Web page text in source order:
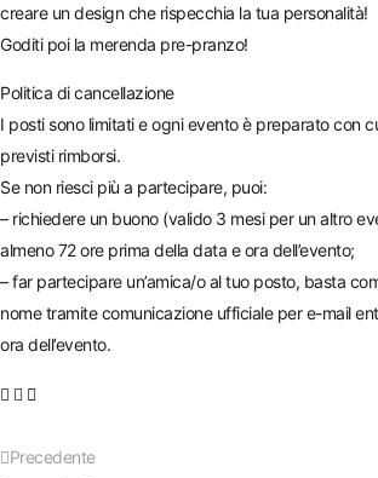
creare un design che rispecchia la tua personalità!
Goditi poi la merenda pre-pranzo!
Politica di cancellazione
I posti sono limitati e ogni evento è preparato con
previsti rimborsi.
Se non riesci più a partecipare, puoi:
– richiedere un buono (valido 3 mesi per un altro
almeno 72 ore prima della data e ora dell’evento;
– far partecipare un’amica/o al tuo posto, basta
nome tramite comunicazione ufficiale per e-mail
ora dell’evento.
Precedente